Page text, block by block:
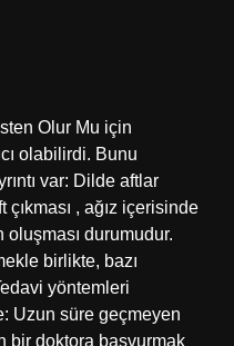
Olur Mu için
olabilirdi. Bunu
var: Dilde aftlar
çıkması , ağız içerisinde
oluşması durumudur.
birlikte, bazı
yöntemleri
Uzun süre geçmeyen
bir doktora başvurmak